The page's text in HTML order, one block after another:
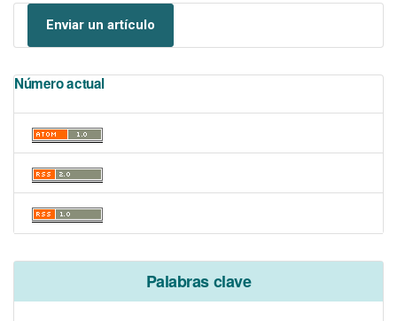
Enviar un artículo
Número actual
Palabras clave